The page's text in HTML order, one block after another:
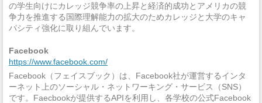
の学生向けにカレッジ競争率の上昇と経済的成功とアメリカの競
争力を推進する国際理解能力の拡大のためカレッジと大学のキャ
パシティ強化に取り組んでいます。
Facebook
https://www.facebook.com/
Facebook（フェイスブック）は、Facebook社が運営するインタ
ーネット上のソーシャル・ネットワーキング・サービス（SNS）
です。Faecbookが提供するAPIを利用し、各学校の公式Facebook